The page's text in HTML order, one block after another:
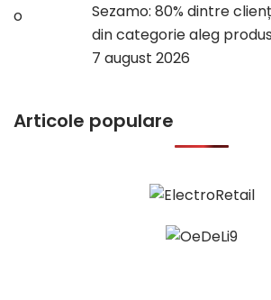
Sezamo: 80% dintre
din categorie aleg
7 august 2026
Articole populare